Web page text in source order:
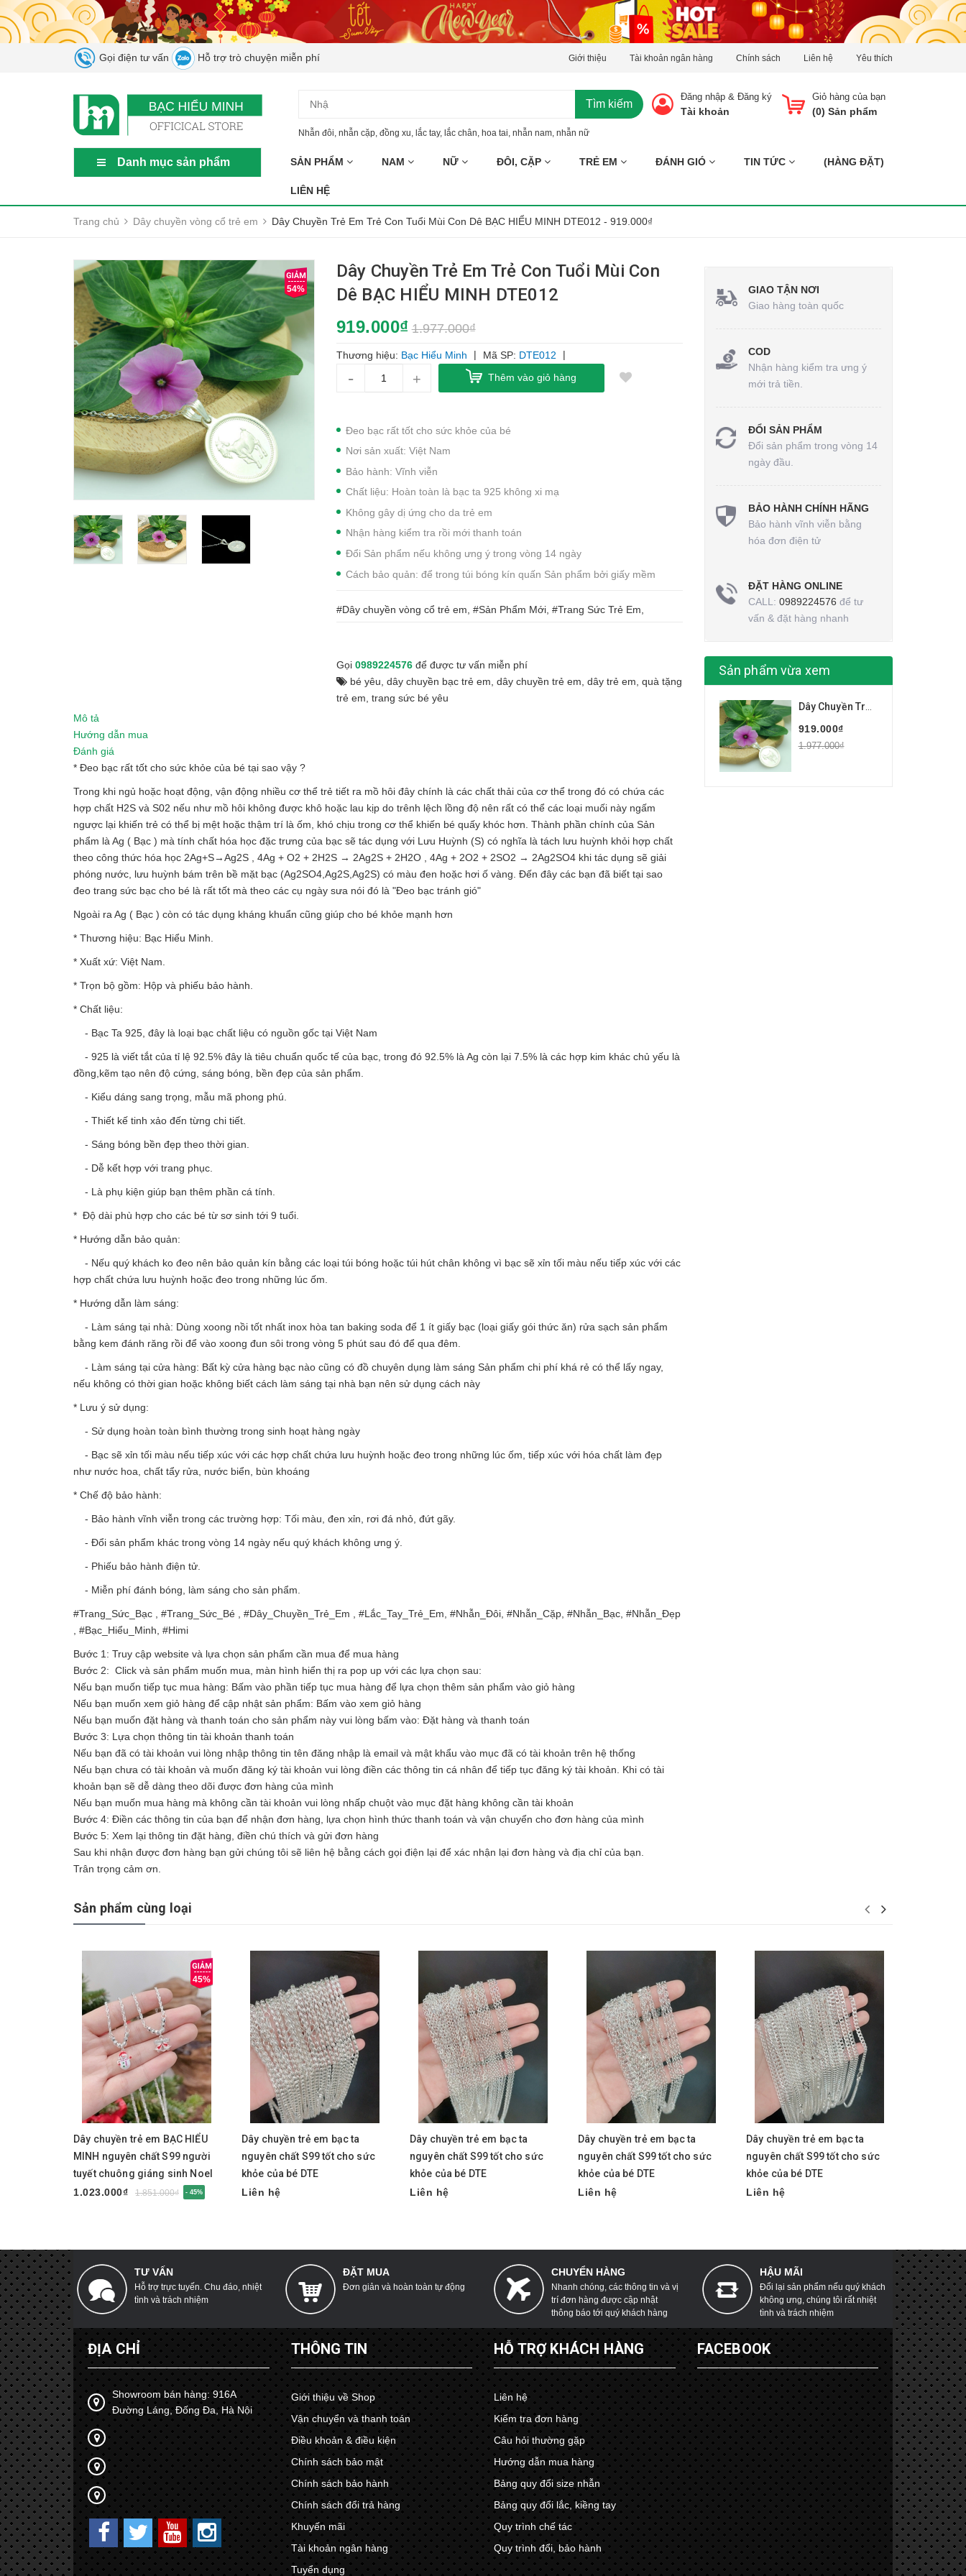
Gọi điện tư vấn Hỗ trợ trò chuyện miễn phí Giới thiệu Tài khoản ngân hàng Chính sách Liên hệ Yêu thích
Tìm kiếm
Nhẫn đôi nhẫn cặp đồng xu lắc tay, lắc chân hoa tai nhẫn nam nhẫn nữ
Giỏ hàng của bạn
(0) Sản phẩm
Đăng nhập & Đăng ký
Tài khoản
Danh mục sản phẩm SẢN PHẨM NAM NỮ ĐÔI, CẶP TRẺ EM ĐÁNH GIÓ TIN TỨC (HÀNG ĐẶT)
LIÊN HỆ
Trang chủ Dây chuyền vòng cổ trẻ em Dây Chuyền Trẻ Em Trẻ Con Tuổi Mùi Con Dê BẠC HIỂU MINH DTE012 - 919.000₫
54%
Dây Chuyền Trẻ Em Trẻ Con Tuổi Mùi Con
Dê BẠC HIỂU MINH DTE012
919.000₫ 1.977.000₫
Thương hiệu: Bạc Hiểu Minh | Mã SP: DTE012 |
- + Thêm vào giỏ hàng
Đeo bạc rất tốt cho sức khỏe của bé
Nơi sản xuất: Việt Nam
Bảo hành: Vĩnh viễn
Chất liệu: Hoàn toàn là bạc ta 925 không xi mạ
Không gây dị ứng cho da trẻ em
Nhận hàng kiểm tra rồi mới thanh toán
Đổi Sản phẩm nếu không ưng ý trong vòng 14 ngày
Cách bảo quản: để trong túi bóng kín quấn Sản phẩm bởi giấy mềm
#Dây chuyền vòng cổ trẻ em, #Sản Phẩm Mới, #Trang Sức Trẻ Em,
Gọi 0989224576để được tư vấn miễn phí
bé yêu, dây chuyền bạc trẻ em, dây chuyền trẻ em, dây trẻ em, quà tặng
trẻ em, trang sức bé yêu
Mô tả
Hướng dẫn mua
Đánh giá
* Đeo bạc rất tốt cho sức khỏe của bé tại sao vậy ?
Trong khi ngủ hoặc hoạt động, vận động nhiều cơ thể trẻ tiết ra mồ hôi đây chính là các chất thải của cơ thể trong đó có chứa các
hợp chất H2S và S02 nếu như mồ hôi không được khô hoặc lau kịp do trênh lệch lồng độ nên rất có thể các loại muối này ngấm
ngược lại khiến trẻ có thể bị mệt hoặc thậm trí là ốm, khó chịu trong cơ thể khiến bé quấy khóc hơn. Thành phần chính của Sản
phẩm là Ag ( Bạc ) mà tính chất hóa học đặc trưng của bạc sẽ tác dụng với Lưu Huỳnh (S) có nghĩa là tách lưu huỳnh khỏi hợp chất
theo công thức hóa học 2Ag+S→Ag2S , 4Ag + O2 + 2H2S → 2Ag2S + 2H2O , 4Ag + 2O2 + 2SO2 → 2Ag2SO4 khi tác dụng sẽ giải
phóng nước, lưu huỳnh bám trên bề mặt bạc (Ag2SO4,Ag2S,Ag2S) có màu đen hoặc hơi ố vàng. Đến đây các bạn đã biết tại sao
đeo trang sức bạc cho bé là rất tốt mà theo các cụ ngày sưa nói đó là "Đeo bạc tránh gió"
Ngoài ra Ag ( Bạc ) còn có tác dụng kháng khuẩn cũng giúp cho bé khỏe mạnh hơn
* Thương hiệu: Bạc Hiểu Minh.
* Xuất xứ: Việt Nam.
* Trọn bộ gồm: Hộp và phiếu bảo hành.
* Chất liệu:
- Bạc Ta 925, đây là loại bạc chất liệu có nguồn gốc tại Việt Nam
- 925 là viết tắt của tỉ lệ 92.5% đây là tiêu chuẩn quốc tế của bạc, trong đó 92.5% là Ag còn lại 7.5% là các hợp kim khác chủ yếu là
đồng,kẽm tạo nên độ cứng, sáng bóng, bền đẹp của sản phẩm.
- Kiểu dáng sang trọng, mẫu mã phong phú.
- Thiết kế tinh xảo đến từng chi tiết.
- Sáng bóng bền đẹp theo thời gian.
- Dễ kết hợp với trang phục.
- Là phụ kiện giúp bạn thêm phần cá tính.
* Độ dài phù hợp cho các bé từ sơ sinh tới 9 tuổi.
* Hướng dẫn bảo quản:
- Nếu quý khách ko đeo nên bảo quản kín bằng các loại túi bóng hoặc túi hút chân không vì bạc sẽ xỉn tối màu nếu tiếp xúc với các
hợp chất chứa lưu huỳnh hoặc đeo trong những lúc ốm.
* Hướng dẫn làm sáng:
- Làm sáng tại nhà: Dùng xoong nồi tốt nhất inox hòa tan baking soda để 1 ít giấy bạc (loại giấy gói thức ăn) rửa sạch sản phẩm
bằng kem đánh răng rồi để vào xoong đun sôi trong vòng 5 phút sau đó để qua đêm.
- Làm sáng tại cửa hàng: Bất kỳ cửa hàng bạc nào cũng có đồ chuyên dụng làm sáng Sản phẩm chi phí khá rẻ có thể lấy ngay,
nếu không có thời gian hoặc không biết cách làm sáng tại nhà bạn nên sử dụng cách này
* Lưu ý sử dụng:
- Sử dụng hoàn toàn bình thường trong sinh hoạt hàng ngày
- Bạc sẽ xỉn tối màu nếu tiếp xúc với các hợp chất chứa lưu huỳnh hoặc đeo trong những lúc ốm, tiếp xúc với hóa chất làm đẹp
như nước hoa, chất tẩy rửa, nước biển, bùn khoáng
* Chế độ bảo hành:
- Bảo hành vĩnh viễn trong các trường hợp: Tối màu, đen xỉn, rơi đá nhỏ, đứt gãy.
- Đổi sản phẩm khác trong vòng 14 ngày nếu quý khách không ưng ý.
- Phiếu bảo hành điện tử.
- Miễn phí đánh bóng, làm sáng cho sản phẩm.
#Trang_Sức_Bạc , #Trang_Sức_Bé , #Dây_Chuyền_Trẻ_Em , #Lắc_Tay_Trẻ_Em, #Nhẫn_Đôi, #Nhẫn_Cặp, #Nhẫn_Bạc, #Nhẫn_Đẹp
, #Bạc_Hiểu_Minh, #Himi
Bước 1: Truy cập website và lựa chọn sản phẩm cần mua để mua hàng
Bước 2: Click và sản phẩm muốn mua, màn hình hiển thị ra pop up với các lựa chọn sau:
Nếu bạn muốn tiếp tục mua hàng: Bấm vào phần tiếp tục mua hàng để lựa chọn thêm sản phẩm vào giỏ hàng
Nếu bạn muốn xem giỏ hàng để cập nhật sản phẩm: Bấm vào xem giỏ hàng
Nếu bạn muốn đặt hàng và thanh toán cho sản phẩm này vui lòng bấm vào: Đặt hàng và thanh toán
Bước 3: Lựa chọn thông tin tài khoản thanh toán
Nếu bạn đã có tài khoản vui lòng nhập thông tin tên đăng nhập là email và mật khẩu vào mục đã có tài khoản trên hệ thống
Nếu bạn chưa có tài khoản và muốn đăng ký tài khoản vui lòng điền các thông tin cá nhân để tiếp tục đăng ký tài khoản. Khi có tài
khoản bạn sẽ dễ dàng theo dõi được đơn hàng của mình
Nếu bạn muốn mua hàng mà không cần tài khoản vui lòng nhấp chuột vào mục đặt hàng không cần tài khoản
Bước 4: Điền các thông tin của bạn để nhận đơn hàng, lựa chọn hình thức thanh toán và vận chuyển cho đơn hàng của mình
Bước 5: Xem lại thông tin đặt hàng, điền chú thích và gửi đơn hàng
Sau khi nhận được đơn hàng bạn gửi chúng tôi sẽ liên hệ bằng cách gọi điện lại để xác nhận lại đơn hàng và địa chỉ của bạn.
Trân trọng cảm ơn.
GIAO TẬN NƠI
Giao hàng toàn quốc
COD
Nhận hàng kiểm tra ưng ý
mới trả tiền.
ĐỔI SẢN PHẨM
Đổi sản phẩm trong vòng 14
ngày đầu.
BẢO HÀNH CHÍNH HÃNG
Bảo hành vĩnh viễn bằng
hóa đơn điện tử
ĐẶT HÀNG ONLINE
CALL: 0989224576 để tư
vấn & đặt hàng nhanh
Sản phẩm vừa xem
919.000₫
1.977.000₫
Sản phẩm cùng loại
45%
Dây chuyền trẻ em BẠC HIỂU
MINH nguyên chất S99 người
tuyết chuông giáng sinh Noel
DTE086
1.023.000₫ 1.851.000₫ - 45%
Chọn sản phẩm
Dây chuyền trẻ em bạc ta
nguyên chất S99 tốt cho sức
khỏe của bé DTE
Liên hệ
Dây chuyền trẻ em bạc ta
nguyên chất S99 tốt cho sức
khỏe của bé DTE
Liên hệ
Dây chuyền trẻ em bạc ta
nguyên chất S99 tốt cho sức
khỏe của bé DTE
Liên hệ
Dây chuyền trẻ em bạc ta
nguyên chất S99 tốt cho sức
khỏe của bé DTE
Liên hệ
TƯ VẤN
Hỗ trợ trực tuyến. Chu đáo, nhiệt
tình và trách nhiệm
ĐẶT MUA
Đơn giản và hoàn toàn tự động
CHUYỂN HÀNG
Nhanh chóng, các thông tin và vị
trí đơn hàng được cập nhật
thông báo tới quý khách hàng
HẬU MÃI
Đổi lại sản phẩm nếu quý khách
không ưng, chúng tôi rất nhiệt
tình và trách nhiệm
ĐỊA CHỈ
Showroom bán hàng: 916A
Đường Láng, Đống Đa, Hà Nội
THÔNG TIN
Giới thiệu về Shop
Vận chuyển và thanh toán
Điều khoản & điều kiện
Chính sách bảo mật
Chính sách bảo hành
Chính sách đổi trả hàng
Khuyến mãi
Tài khoản ngân hàng
Tuyển dụng
HỖ TRỢ KHÁCH HÀNG
Liên hệ
Kiểm tra đơn hàng
Câu hỏi thường gặp
Hướng dẫn mua hàng
Bảng quy đổi size nhẫn
Bảng quy đổi lắc, kiềng tay
Quy trình chế tác
Quy trình đổi, bảo hành
FACEBOOK